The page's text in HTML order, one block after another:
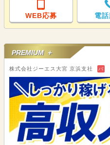
WEB応募 電
PREMIUM ＋
株式会社ジーエス大宮 京浜支社 バ